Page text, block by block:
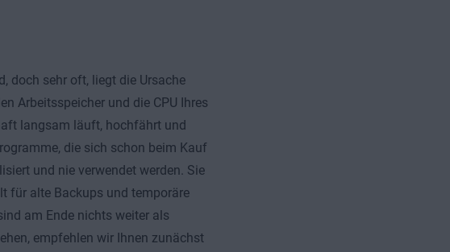
doch sehr oft, liegt die Ursache
Arbeitsspeicher und die CPU Ihres
langsam läuft, hochfährt und
die sich schon beim Kauf
und nie verwendet werden. Sie
für alte Backups und temporäre
am Ende nichts weiter als
empfehlen wir Ihnen zunächst